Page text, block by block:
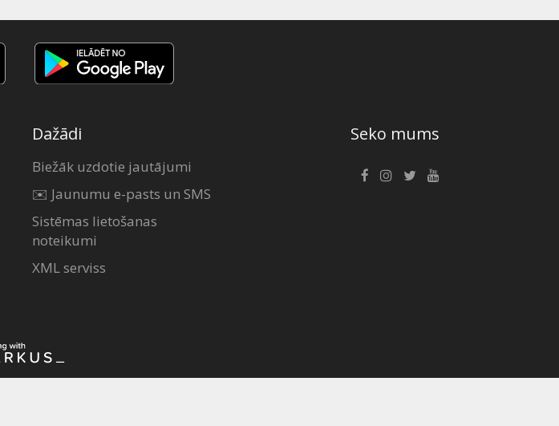
Dažādi
Biežāk uzdotie jautājumi
✉️ Jaunumu e-pasts un SMS
Sistēmas lietošanas
noteikumi
XML serviss
Seko mums